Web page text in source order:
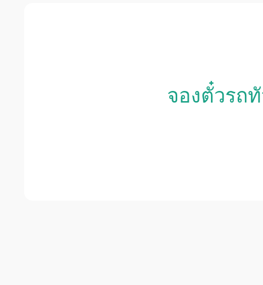
จองตั๋วรถ